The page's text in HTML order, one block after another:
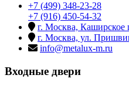
+7 (499) 348-23-28
+7 (916) 450-54-32
г. Москва, Каширское
г. Москва, ул.
info@metalux-m.ru
Входные двери